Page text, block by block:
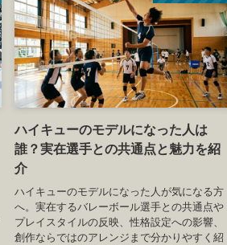
ハイキューのモデルになった人は
誰？実在選手との共通点と魅力を紹
介
ハイキューのモデルになった人が気になる方
へ。実在するバレーボール選手との共通点や
プレイスタイルの反映、性格設定への影響、
創作ならではのアレンジまで分かりやすく紹